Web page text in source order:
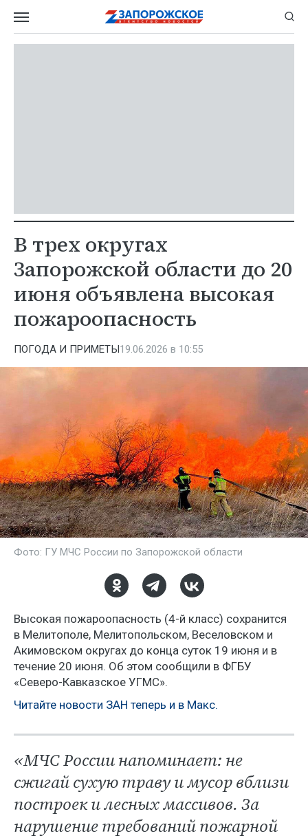
В трех округах
Запорожской области до 20
июня объявлена высокая
пожароопасность
ПОГОДА И ПРИМЕТЫ19.06.2026 в 10:55
Фото: ГУ МЧС России по Запорожской области
Высокая пожароопасность (4-й класс) сохранится
в Мелитополе, Мелитопольском, Веселовском и
Акимовском округах до конца суток 19 июня и в
течение 20 июня. Об этом сообщили в ФГБУ
«Северо-Кавказское УГМС».
Читайте новости ЗАН теперь и в Макс.
«МЧС России напоминает: не
сжигай сухую траву и мусор вблизи
построек и лесных массивов. За
нарушение требований пожарной